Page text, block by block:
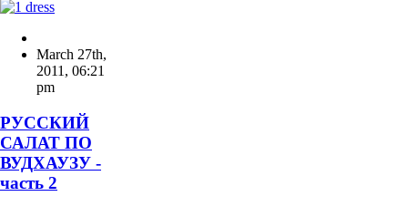
March 27th,
2011 , 06:21
pm
РУССКИЙ
САЛАТ ПО
ВУДХАУЗУ -
часть 2